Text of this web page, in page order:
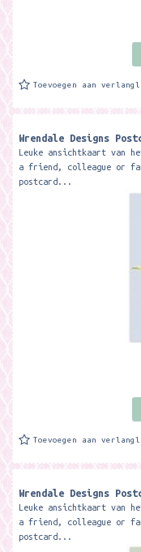
Toevoegen aan
Wrendale Designs
Leuke ansichtkaart van
a friend, colleague or
postcard...
Toevoegen aan
Wrendale Designs
Leuke ansichtkaart van
a friend, colleague or
postcard...